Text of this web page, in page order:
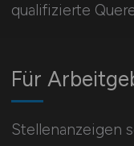
qualifizierte
Für
Stellenanzeigen